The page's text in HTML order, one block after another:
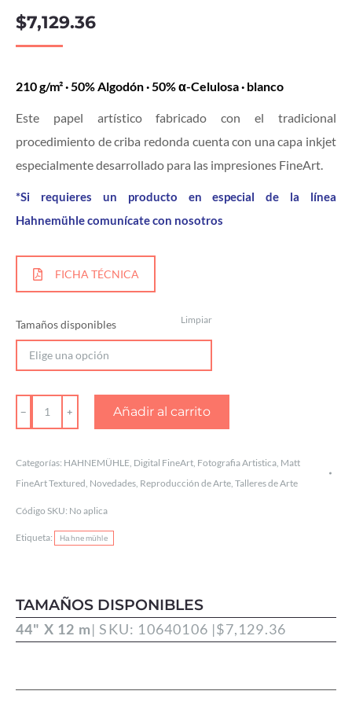
$7,129.36
210 g/m² · 50% Algodón · 50% α-Celulosa · blanco
Este papel artístico fabricado con el tradicional
procedimiento de criba redonda cuenta con una capa inkjet
especialmente desarrollado para las impresiones FineArt.
*Si requieres un producto en especial de la línea
Hahnemühle comunícate con nosotros
FICHA TÉCNICA
Tamaños disponibles Limpiar
Hahnemühle
Albrecht
cantidad
Añadir al carrito
Categorías: HAHNEMÜHLE, Digital FineArt, Fotografia Artistica, Matt
FineArt Textured, Novedades, Reproducción de Arte, Talleres de Arte
Código SKU: No aplica
Etiqueta: Hahnemühle
TAMAÑOS DISPONIBLES
44" X 12 m| SKU: 10640106 |$7,129.36